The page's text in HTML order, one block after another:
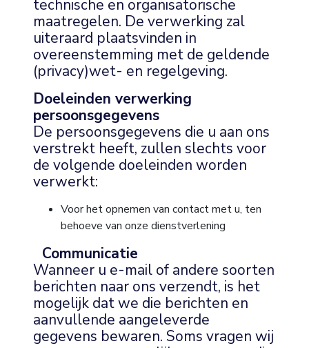
technische en organisatorische
maatregelen. De verwerking zal
uiteraard plaatsvinden in
overeenstemming met de geldende
(privacy)wet- en regelgeving.
Doeleinden verwerking
persoonsgegevens
De persoonsgegevens die u aan ons
verstrekt heeft, zullen slechts voor
de volgende doeleinden worden
verwerkt:
Voor het opnemen van contact met u, ten
behoeve van onze dienstverlening
Communicatie
Wanneer u e-mail of andere soorten
berichten naar ons verzendt, is het
mogelijk dat we die berichten en
aanvullende aangeleverde
gegevens bewaren. Soms vragen wij